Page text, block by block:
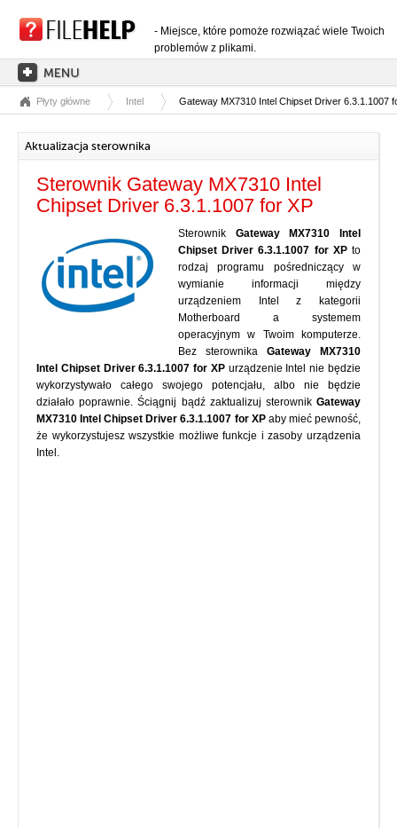
- Miejsce, które pomoże rozwiązać wiele Twoich
problemów z plikami.
STRONA GŁÓWNA
KATEGORIE ROZSZERZEŃ
PLIKI DLL
PROGRAMY
Płyty główne Intel Gateway MX7310 Intel Chipset Driver 6.3.1.1007
Aktualizacja sterownika
Sterownik Gateway MX7310 Intel
Chipset Driver 6.3.1.1007 for XP
Sterownik Gateway MX7310 Intel
Chipset Driver 6.3.1.1007 for XPto
rodzaj programu pośredniczący w
wymianie informacji między
urządzeniem Intel z kategorii
Motherboard a systemem
operacyjnym w Twoim komputerze.
Bez sterownika Gateway MX7310
Intel Chipset Driver 6.3.1.1007 for XPurządzenie Intel nie będzie
wykorzystywało całego swojego potencjału, albo nie będzie
działało poprawnie. Ściągnij bądź zaktualizuj sterownik Gateway
MX7310 Intel Chipset Driver 6.3.1.1007 for XPaby mieć pewność,
że wykorzystujesz wszystkie możliwe funkcje i zasoby urządzenia
Intel.